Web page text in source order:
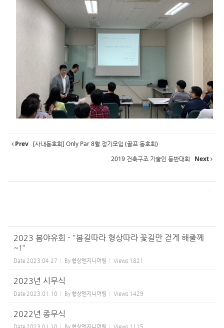
Prev [사내동호회] Only Par 8월 정기모임 (골프 동호회)
2019 건축구조 기술인 등반대회
Next
2023 봄야유회 - "봄길따라 형상따라 꽃길만 걷게 해줄께
~!"
Date 2023.04.27 By 형상엔지니어링 Views 1821
2023년 시무식
Date 2023.01.10 By 형상엔지니어링 Views 1429
2022년 종무식